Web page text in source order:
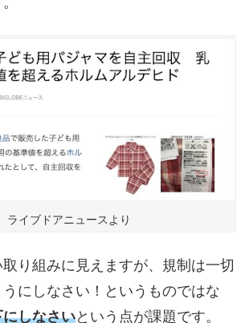
ライブドアニュースより
り組みに見えますが、規制は一切
にしなさい！というものではな
しなさいという点が課題です。